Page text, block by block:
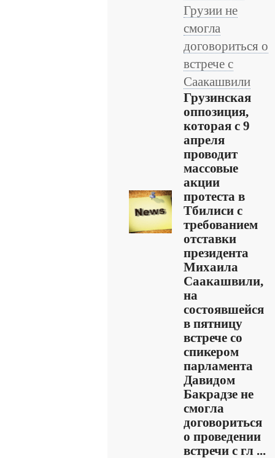
Грузии не
смогла
договориться о
встрече с
Саакашвили
Грузинская
оппозиция,
которая с 9
апреля
проводит
массовые
акции
протеста в
Тбилиси с
требованием
отставки
президента
Михаила
Саакашвили,
на
состоявшейся
в пятницу
встрече со
спикером
парламента
Давидом
Бакрадзе не
смогла
договориться
о проведении
встречи с гл ...